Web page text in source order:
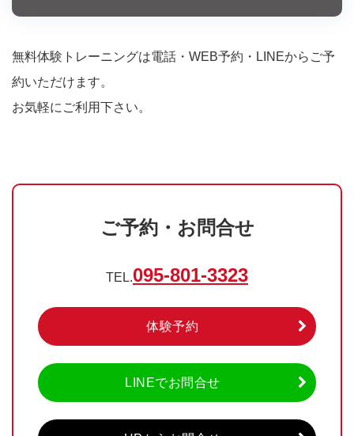
無料体験トレーニングは電話・WEB予約・LINEからご予
約いただけます。
お気軽にご利用下さい。
ご予約・お問合せ
TEL.095-801-3323
体験予約
LINEでお問合せ